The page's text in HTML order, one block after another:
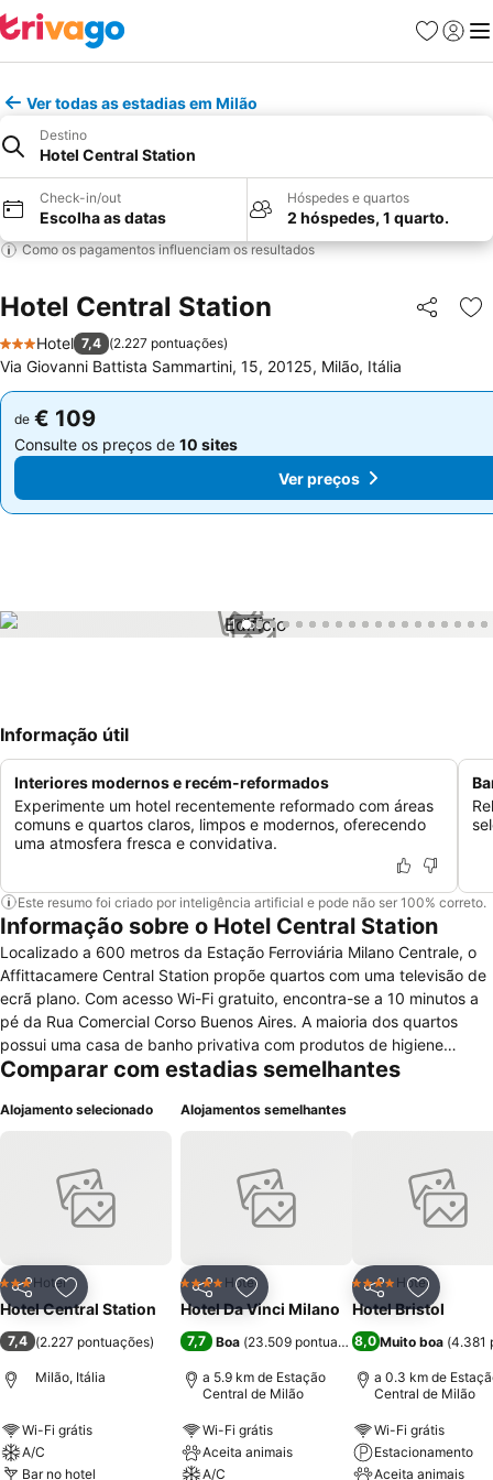
Favoritos
Iniciar
Ver todas as estadias em Milão
Destino
Hotel Central Station
Check-in/out
Escolha as datas
Hóspedes e quartos
2 hóspedes, 1 quarto.
Como os pagamentos influenciam os resultados
Hotel Central Station Partilhar
3 Estrelas
Hotel 7,4 (2.227 pontuações)
Via Giovanni Battista Sammartini, 15, 20125, Milão, Itália
de € 109
Consulte os preços de 10 sites
de € 109
Consulte os preços de 10 sites
Ver preços
1 / 55
Informação útil
Interiores modernos e recém-reformados
Experimente um hotel recentemente reformado com áreas
comuns e quartos claros, limpos e modernos, oferecendo
uma atmosfera fresca e convidativa.
Este resumo foi criado por inteligência artificial e pode não ser 100% correto.
Informação sobre o Hotel Central Station
Localizado a 600 metros da Estação Ferroviária Milano Centrale, o
Affittacamere Central Station propõe quartos com uma televisão de
ecrã plano. Com acesso Wi-Fi gratuito, encontra-se a 10 minutos a
pé da Rua Comercial Corso Buenos Aires. A maioria dos quartos
possui uma casa de banho privativa com produtos de higiene
pessoal gratuitos. Alguns têm uma casa de banho partilhada. O
de carro. A Estação de Metro Caiazzo encontra-se a 450 metros do
Comparar com estadias semelhantes
Alojamento selecionado
PartilharAdicionar aos favoritos
3 Estrelas
Hotel
Hotel Central Station
7,4 (2.227 pontuações)
Milão, Itália
Wi-Fi grátis
A/C
Bar no hotel
Alojamentos semelhantes
PartilharAdicionar aos favoritos
4 EstrelasHotel
Hotel Da Vinci Milano
7,7 Boa (23.509 pontuações)
a 5.9 km de Estação
Central de Milão
Wi-Fi grátis
Aceita animais
A/C
Partilhar
4 EstrelasHotel
Hotel Bristol
8,0Muito boa (4.381
a 0.3 km de
Central de Milão
Wi-Fi grátis
Estacionamento
Aceita animais